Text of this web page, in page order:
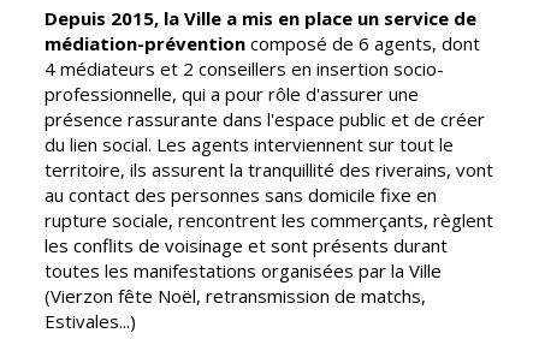
Agenda
Fil de l'info
loisirs
Espace jeunes
Point
information
jeunesse
Restauration
municipale
Santé et
solidarité
Culture et
Depuis 2015, la Ville a mis en place un service de
médiation-prévention composé de 6 agents, dont
4 médiateurs et 2 conseillers en insertion socio-
professionnelle, qui a pour rôle d'assurer une
présence rassurante dans l'espace public et de créer
du lien social. Les agents interviennent sur tout le
territoire, ils assurent la tranquillité des riverains, vont
au contact des personnes sans domicile fixe en
rupture sociale, rencontrent les commerçants, règlent
les conflits de voisinage et sont présents durant
toutes les manifestations organisées par la Ville
(Vierzon fête Noël, retransmission de matchs,
Estivales...)